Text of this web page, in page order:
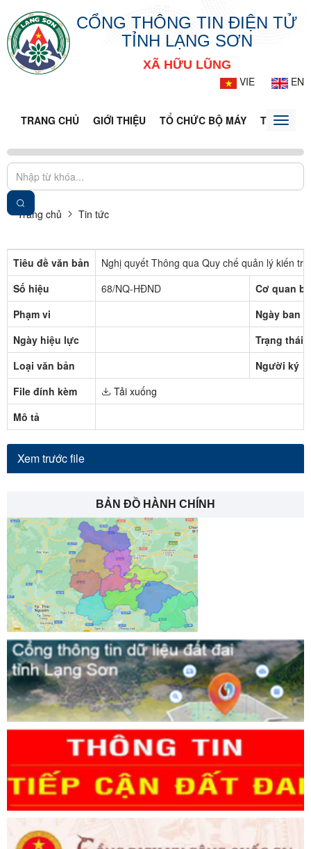
CỔNG THÔNG TIN ĐIỆN TỬ
TỈNH LẠNG SƠN
XÃ HỮU LŨNG
VIE
EN
TRANG CHỦ GIỚI THIỆU TỔ CHỨC BỘ MÁY TIN TỨC -
Toggle
Trang chủ Tin tức
Tiêu đề văn bản
Nghị quyết Thông qua Quy chế quản lý kiến
Số hiệu
68/NQ-HĐND
Cơ quan
Phạm vi
Ngày ban
Ngày hiệu lực
Trạng thái
Loại văn bản
Người ký
File đính kèm
Tải xuống
Mô tả
Xem trước file
BẢN ĐỒ HÀNH CHÍNH